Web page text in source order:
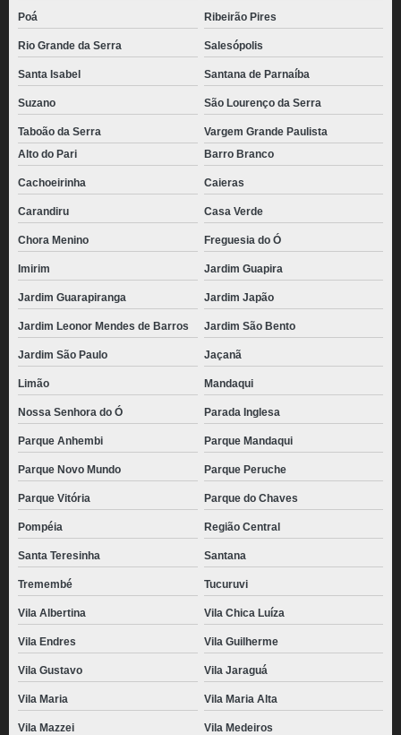
Poá Ribeirão Pires
Rio Grande da Serra Salesópolis
Santa Isabel Santana de Parnaíba
Suzano São Lourenço da Serra
Taboão da Serra
Vargem Grande Paulista
Alto do Pari
Barro Branco
Cachoeirinha Caieras
Carandiru Casa Verde
Chora Menino Freguesia do Ó
Imirim Jardim Guapira
Jardim Guarapiranga Jardim Japão
Jardim Leonor Mendes de Barros Jardim São Bento
Jardim São Paulo Jaçanã
Limão Mandaqui
Nossa Senhora do Ó Parada Inglesa
Parque Anhembi Parque Mandaqui
Parque Novo Mundo Parque Peruche
Parque Vitória Parque do Chaves
Pompéia Região Central
Santa Teresinha Santana
Tremembé Tucuruvi
Vila Albertina Vila Chica Luíza
Vila Endres Vila Guilherme
Vila Gustavo Vila Jaraguá
Vila Maria Vila Maria Alta
Vila Mazzei Vila Medeiros